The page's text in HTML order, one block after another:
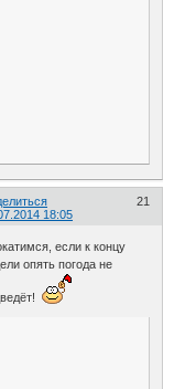
21
18:05
если к концу
опять погода не